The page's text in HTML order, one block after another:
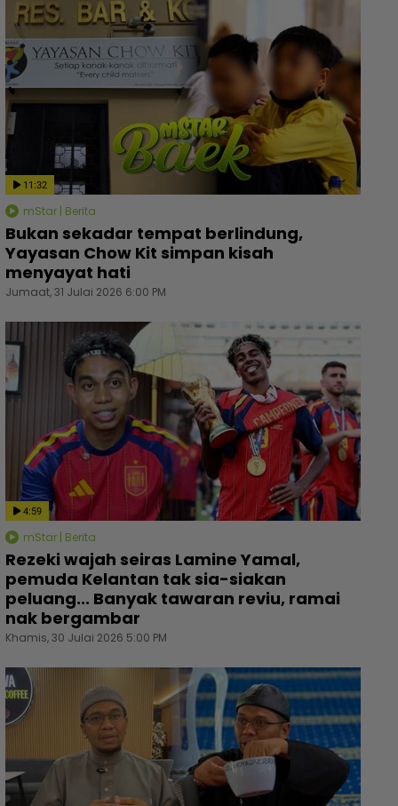
11:32
mStar | Berita
Bukan sekadar tempat berlindung,
Yayasan Chow Kit simpan kisah
menyayat hati
Jumaat, 31 Julai 2026 6:00 PM
4:59
mStar | Berita
Rezeki wajah seiras Lamine Yamal,
pemuda Kelantan tak sia-siakan
peluang... Banyak tawaran reviu, ramai
nak bergambar
Khamis, 30 Julai 2026 5:00 PM